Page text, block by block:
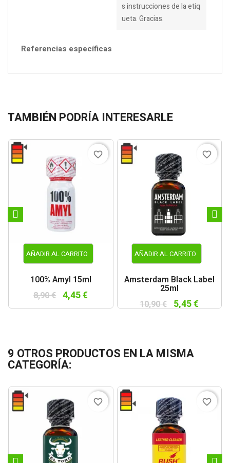
s instrucciones de la etiq
ueta. Gracias.
Referencias específicas
TAMBIÉN PODRÍA INTERESARLE
AÑADIR AL CARRITO
100% Amyl 15ml
8,90 € 4,45 €
favorite_border
AÑADIR AL CARRITO
Amsterdam Black Label
25ml
10,90 € 5,45 €
favorite_border
9 OTROS PRODUCTOS EN LA MISMA
CATEGORÍA:
favorite_border favorite_border